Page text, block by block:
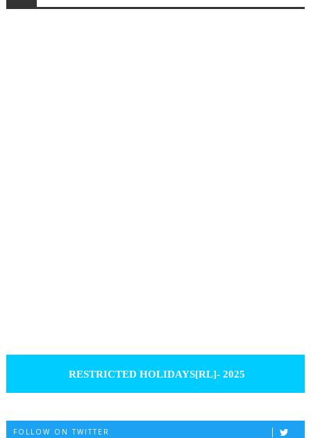
RESTRICTED HOLIDAYS[RL]- 2025
FOLLOW ON TWITTER